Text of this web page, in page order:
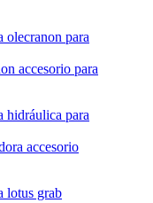
accesorio para
accesorio